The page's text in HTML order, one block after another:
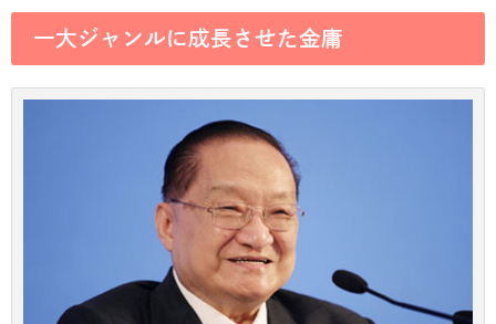
一大ジャンルに成長させた金庸